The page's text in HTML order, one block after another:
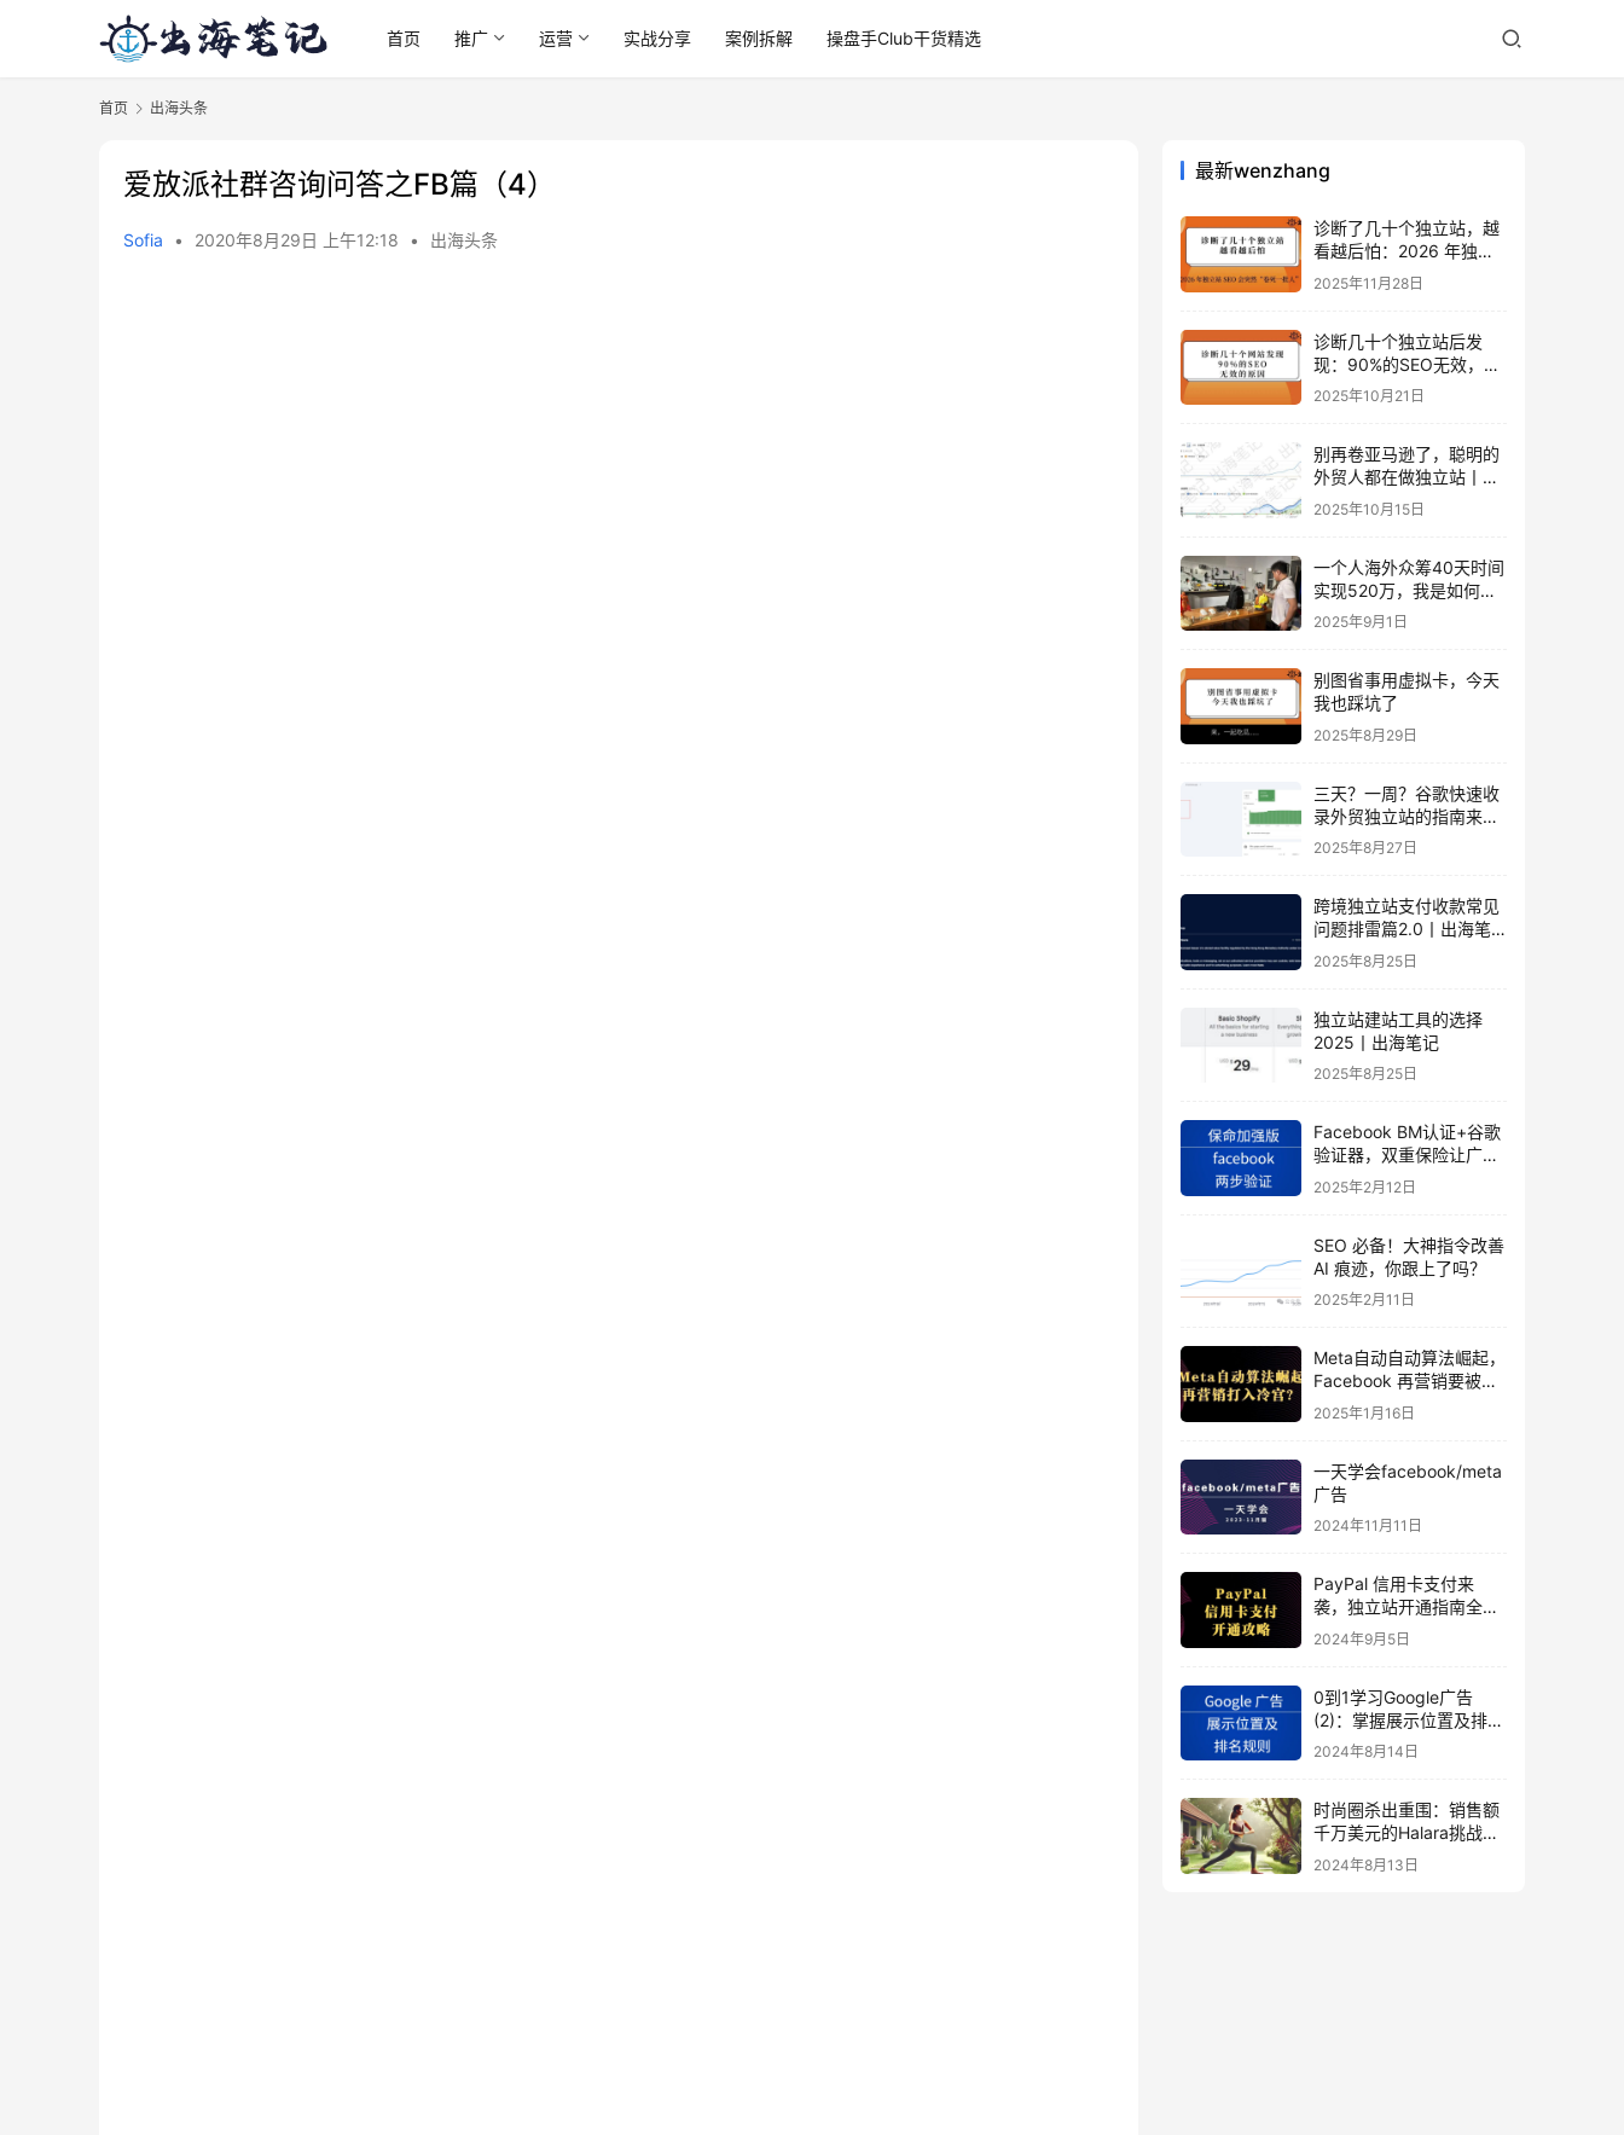
首页 推广 运营 实战分享 案例拆解 操盘手Club干货精选
首页 出海头条
爱放派社群咨询问答之FB篇（4）
Sofia • 2020年8月29日 上午12:18 • 出海头条
最新wenzhang
诊断了几十个独立站，越
看越后怕：2026 年独立
站 SEO 可能会突然“卷死
一批人”？
2025年11月28日
诊断几十个独立站后发
现：90%的SEO无效，是
因为忽略了这关键一步
2025年10月21日
别再卷亚马逊了，聪明的
外贸人都在做独立站丨出
海笔记
2025年10月15日
一个人海外众筹40天时间
实现520万，我是如何做
到的？丨出海笔记
2025年9月1日
别图省事用虚拟卡，今天
我也踩坑了
2025年8月29日
三天？一周？谷歌快速收
录外贸独立站的指南来
了！丨出海笔记
2025年8月27日
跨境独立站支付收款常见
问题排雷篇2.0丨出海笔
记
2025年8月25日
独立站建站工具的选择
2025丨出海笔记
2025年8月25日
Facebook BM认证+谷歌
验证器，双重保险让广告
投手账号稳如泰山
2025年2月12日
SEO 必备！大神指令改善
AI 痕迹，你跟上了吗？
2025年2月11日
Meta自动自动算法崛起，
Facebook 再营销要被打
入冷宫？
2025年1月16日
一天学会facebook/meta
广告
2024年11月11日
PayPal 信用卡支付来
袭，独立站开通指南全揭
秘
2024年9月5日
0到1学习Google广告
(2)：掌握展示位置及排名
规则
2024年8月14日
时尚圈杀出重围：销售额
千万美元的Halara挑战
SHEIN成新时尚巨头
（上）
2024年8月13日